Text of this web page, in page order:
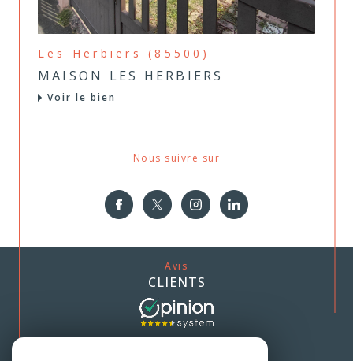
Les Herbiers (85500)
MAISON LES HERBIERS
Voir le bien
Nous suivre sur
Avis
CLIENTS